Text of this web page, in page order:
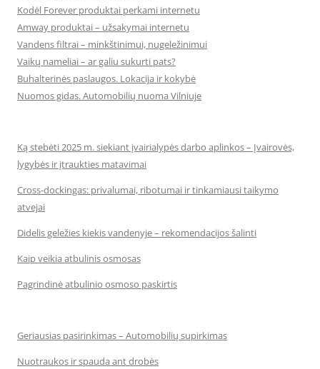
Kodėl Forever produktai perkami internetu
Amway produktai – užsakymai internetu
Vandens filtrai – minkštinimui, nugeležinimui
Vaikų nameliai – ar galiu sukurti pats?
Buhalterinės paslaugos. Lokacija ir kokybė
Nuomos gidas. Automobilių nuoma Vilniuje
Ką stebėti 2025 m. siekiant įvairialypės darbo aplinkos – Įvairovės,
lygybės ir įtraukties matavimai
Cross-dockingas: privalumai, ribotumai ir tinkamiausi taikymo
atvejai
Didelis geležies kiekis vandenyje – rekomendacijos šalinti
Kaip veikia atbulinis osmosas
Pagrindinė atbulinio osmoso paskirtis
Geriausias pasirinkimas – Automobilių supirkimas
Nuotraukos ir spauda ant drobės